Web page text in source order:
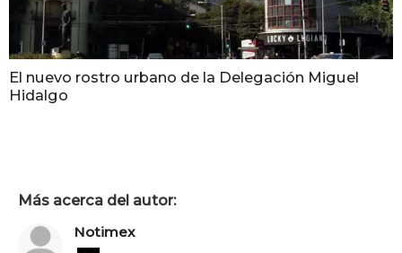
El nuevo rostro urbano de la Delegación Miguel
Hidalgo
Más acerca del autor:
Notimex